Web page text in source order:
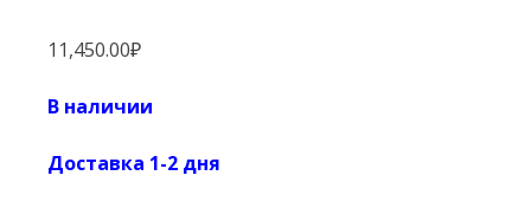
11,450.00₽
В наличии
Доставка 1-2 дня